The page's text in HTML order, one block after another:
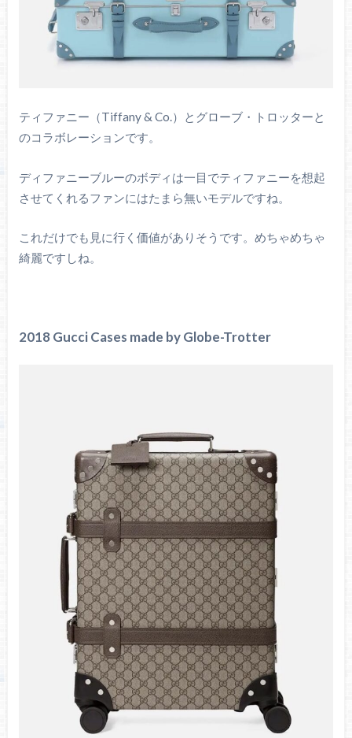
ティファニー（Tiffany & Co.）とグローブ・トロッターと
のコラボレーションです。
ディファニーブルーのボディは一目でティファニーを想起
させてくれるファンにはたまら無いモデルですね。
これだけでも見に行く価値がありそうです。めちゃめちゃ
綺麗ですしね。
2018 Gucci Cases made by Globe-Trotter